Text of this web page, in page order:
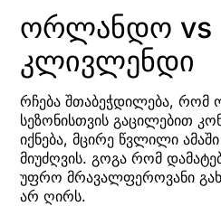
ორლანდო vs
კლივლენდი
რჩება შთაბეჭდილება,
სეზონისთვის გაცილებით
იქნება, მცირე წვლილი
მიუძღვის. გოგა რომ
უფრო მრავალფეროვანი
არ ღირს.